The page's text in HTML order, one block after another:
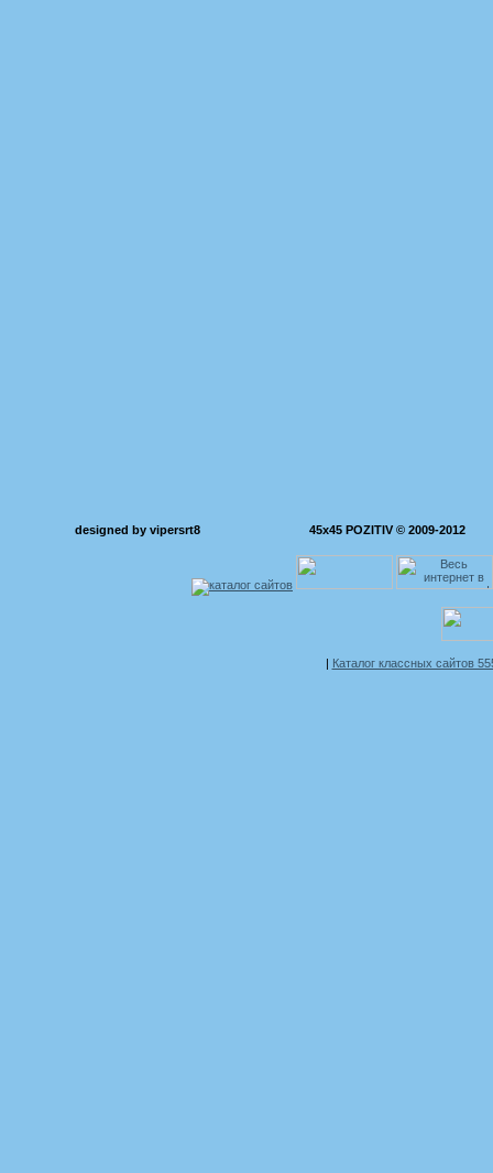
designed by vipersrt8 45x45 POZITIV © 2009-2012
Каталог классных сайтов